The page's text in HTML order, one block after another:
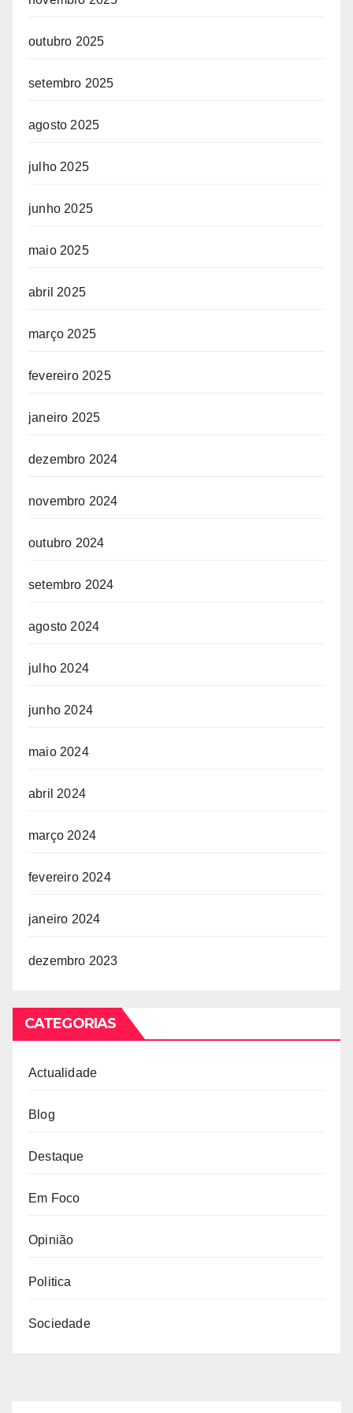
outubro 2025
setembro 2025
agosto 2025
julho 2025
junho 2025
maio 2025
abril 2025
março 2025
fevereiro 2025
janeiro 2025
dezembro 2024
novembro 2024
outubro 2024
setembro 2024
agosto 2024
julho 2024
junho 2024
maio 2024
abril 2024
março 2024
fevereiro 2024
janeiro 2024
dezembro 2023
CATEGORIAS
Actualidade
Blog
Destaque
Em Foco
Opinião
Politica
Sociedade